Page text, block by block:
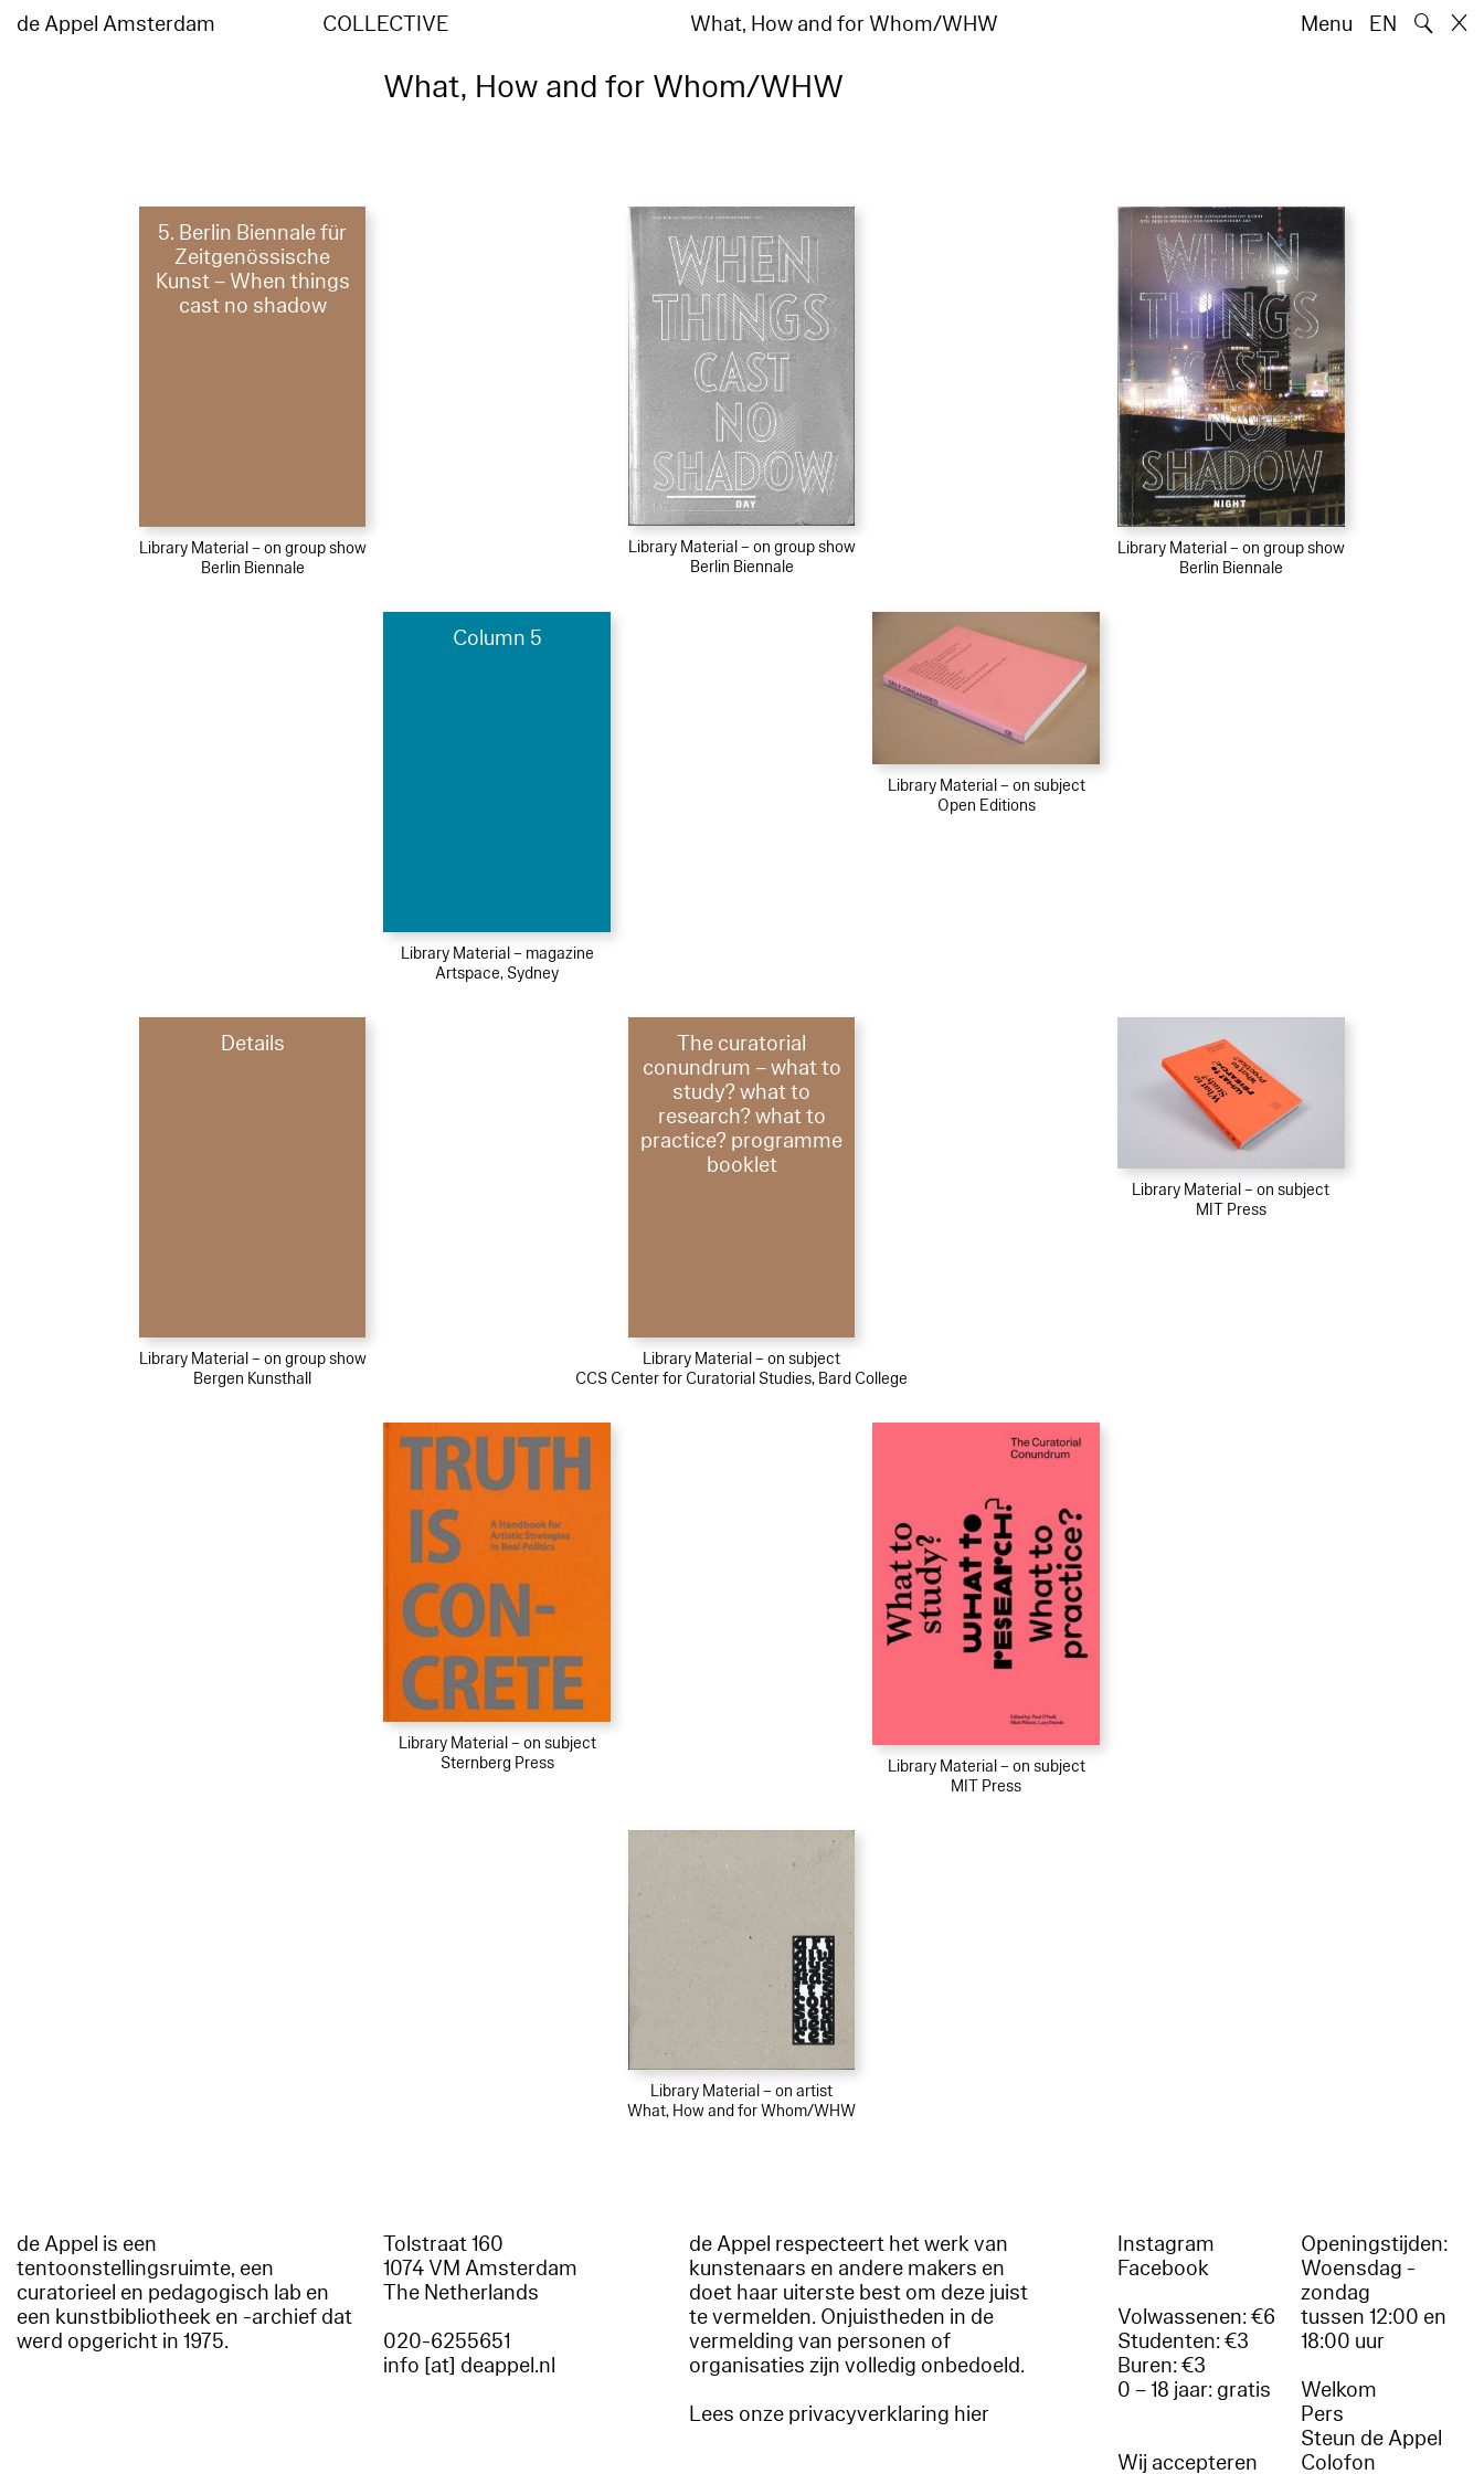
de Appel Amsterdam COLLECTIVE What, How and for Whom/WHW Menu EN 🔍
What, How and for Whom/WHW
5. Berlin Biennale für
Zeitgenössische
Kunst – When things
cast no shadow
Library Material – on group show
Berlin Biennale
Library Material – on group show
Berlin Biennale
Library Material – on group show
Berlin Biennale
Column 5
Library Material – magazine
Artspace, Sydney
Library Material – on subject
Open Editions
Details
Library Material – on group show
Bergen Kunsthall
The curatorial
conundrum – what to
study? what to
research? what to
practice? programme
booklet
Library Material – on subject
CCS Center for Curatorial Studies, Bard College
Library Material – on subject
MIT Press
Library Material – on subject
Sternberg Press
Library Material – on subject
MIT Press
Library Material – on artist
What, How and for Whom/WHW
de Appel is een
tentoonstellingsruimte, een
curatorieel en pedagogisch lab en
een kunstbibliotheek en -archief dat
werd opgericht in 1975.
Tolstraat 160
1074 VM Amsterdam
The Netherlands
020-6255651
info [at] deappel.nl
de Appel respecteert het werk van
kunstenaars en andere makers en
doet haar uiterste best om deze juist
te vermelden. Onjuistheden in de
vermelding van personen of
organisaties zijn volledig onbedoeld.
Lees onze privacyverklaring hier
Instagram
Facebook
Volwassenen: €6
Studenten: €3
Buren: €3
0 – 18 jaar: gratis
Wij accepteren
Openingstijden:
Woensdag -
zondag
tussen 12:00 en
18:00 uur
Welkom
Pers
Steun de Appel
Colofon